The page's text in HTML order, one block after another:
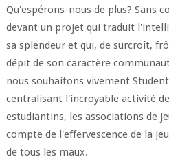
Qu'espérons-nous de plus? Sans
devant un projet qui traduit
sa splendeur et qui, de surcroît,
dépit de son caractère
nous souhaitons vivement
centralisant l'incroyable activité
estudiantins, les associations de
compte de l'effervescence de la
de tous les maux.